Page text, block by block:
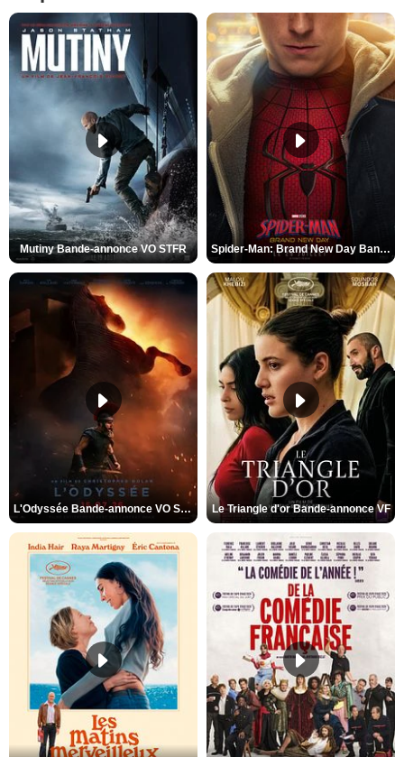
Mutiny Bande-annonce VO STFR Spider-Man: Brand New Day Bande-annonce VO STFR
L'Odyssée Bande-annonce VO STFR Le Triangle d'or Bande-annonce VF